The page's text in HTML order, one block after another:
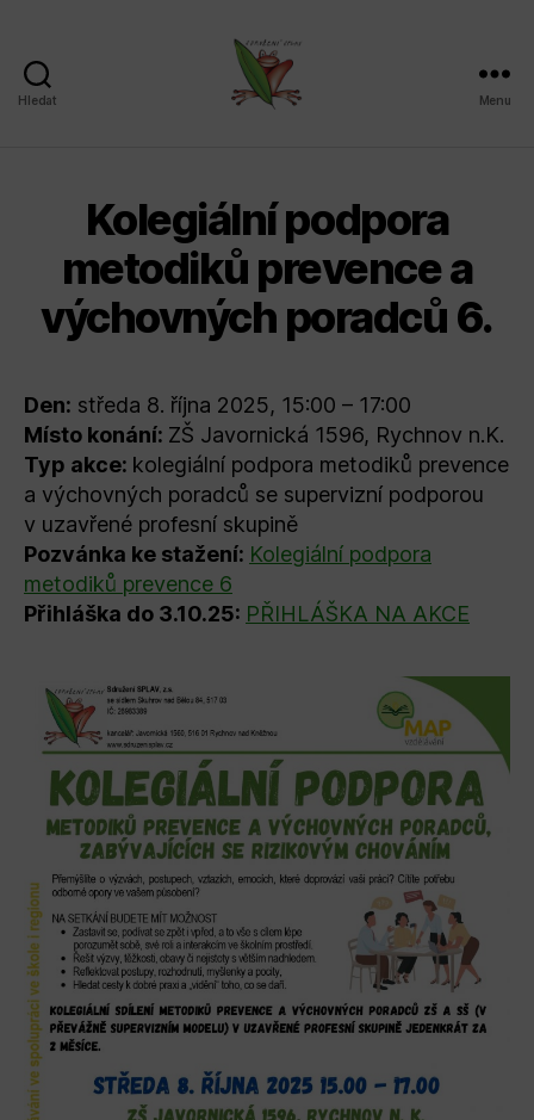
Hledat Menu
Kolegiální podpora
metodiků prevence a
výchovných poradců 6.
Den: středa 8. října 2025, 15:00 – 17:00
Místo konání: ZŠ Javornická 1596, Rychnov n.K.
Typ akce: kolegiální podpora metodiků prevence
a výchovných poradců se supervizní podporou
v uzavřené profesní skupině
Pozvánka ke stažení: Kolegiální podpora
metodiků prevence 6
Přihláška do 3.10.25: PŘIHLÁŠKA NA AKCE